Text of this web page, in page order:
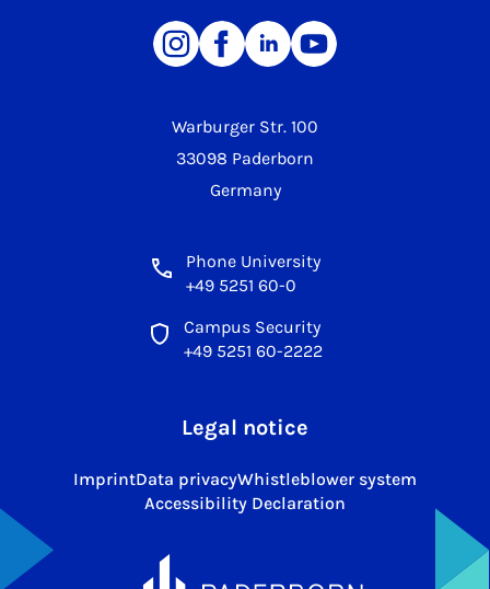
Warburger Str. 100
33098 Paderborn
Germany
Phone University
+49 5251 60-0
Campus Security
+49 5251 60-2222
Legal notice
ImprintData privacyWhistleblower system
Accessibility Declaration